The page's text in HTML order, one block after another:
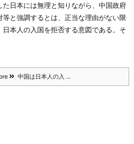
た日本には無理と知りながら、中国政府
等と強調するとは、正当な理由がない限
日本人の入国を拒否する意図である。 そ
中国は日本人の入 ...